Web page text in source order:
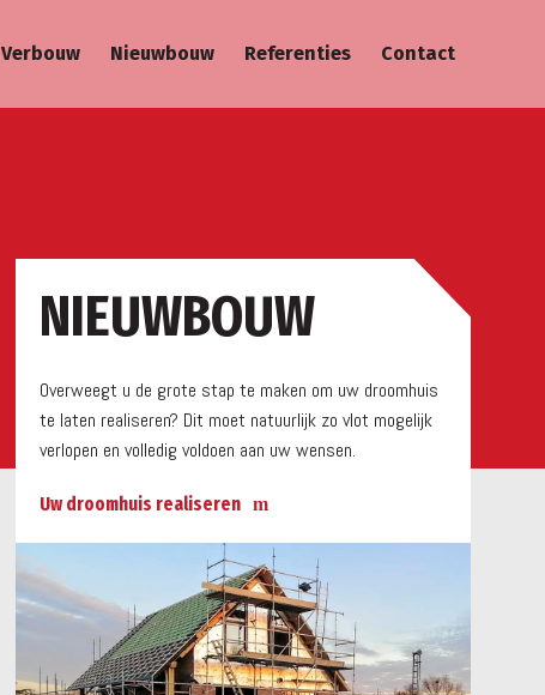
Verbouw Nieuwbouw Referenties Contact
NIEUWBOUW
Overweegt u de grote stap te maken om uw droomhuis
te laten realiseren? Dit moet natuurlijk zo vlot mogelijk
verlopen en volledig voldoen aan uw wensen.
Uw droomhuis realiseren